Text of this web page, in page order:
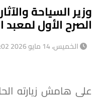
وزير السياحة
الصرح الأول
الخميس، 14 مايو 2026 08:02 م
على هامش زيارته